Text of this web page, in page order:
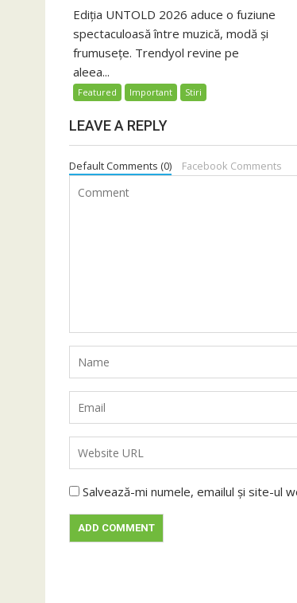
Ediția UNTOLD 2026 aduce o fuziune
spectaculoasă între muzică, modă și
frumusețe. Trendyol revine pe
aleea...
Featured Important Stiri
LEAVE A REPLY
Default Comments (0) Facebook Comments
Salvează-mi numele, emailul și site-ul